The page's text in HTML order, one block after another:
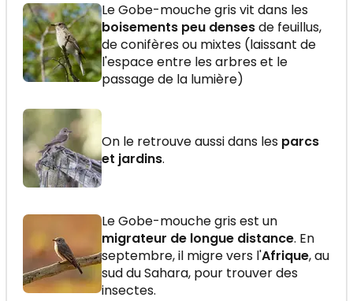
Le Gobe-mouche gris vit dans les
boisements peu densesde feuillus,
de conifères ou mixtes (laissant de
l'espace entre les arbres et le
passage de la lumière)
On le retrouve aussi dans les parcs
et jardins.
Le Gobe-mouche gris est un
migrateur de longue distance. En
septembre, il migre vers l'Afrique, au
sud du Sahara, pour trouver des
insectes.